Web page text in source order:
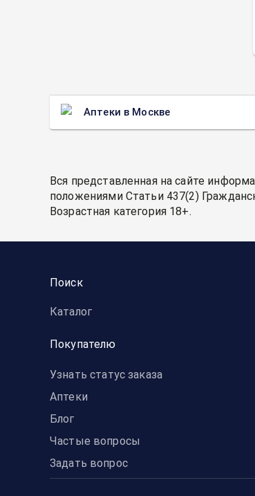
Аптеки в Москве
Вся представленная на сайте
положениями Статьи 437(2)
Возрастная категория 18+.
Поиск
Каталог
Покупателю
Узнать статус заказа
Аптеки
Блог
Частые вопросы
Задать вопрос